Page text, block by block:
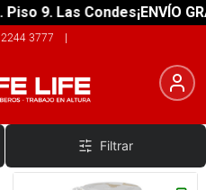
9. Las Condes¡ENVÍO
3777 |
Filtrar